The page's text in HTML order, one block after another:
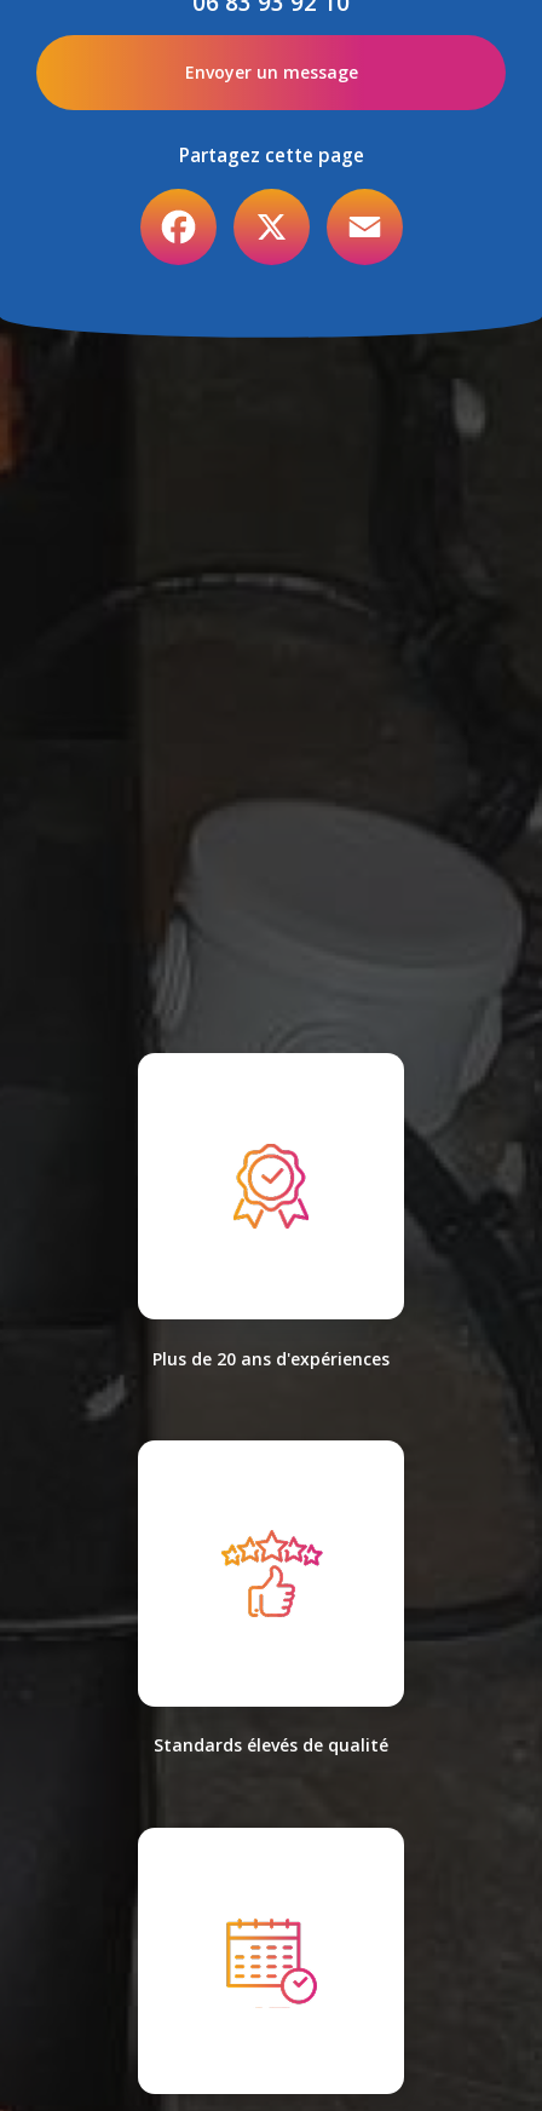
Envoyer un message
Partagez cette page
Facebook
Plus de 20 ans d'expériences
Standards élevés de qualité